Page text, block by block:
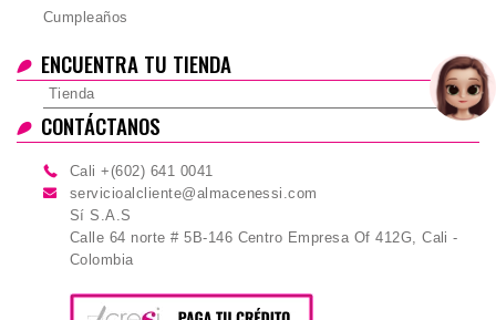
Cumpleaños
ENCUENTRA TU TIENDA
Tienda
CONTÁCTANOS
Cali +(602) 641 0041
servicioalcliente@almacenessi.com
Sí S.A.S
Calle 64 norte # 5B-146 Centro Empresa Of 412G, Cali -
Colombia